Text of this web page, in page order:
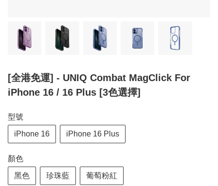
[全港免運] - UNIQ Combat MagClick For
iPhone 16 / 16 Plus [3色選擇]
型號
iPhone 16 iPhone 16 Plus
顏色
黑色 珍珠藍 葡萄粉紅